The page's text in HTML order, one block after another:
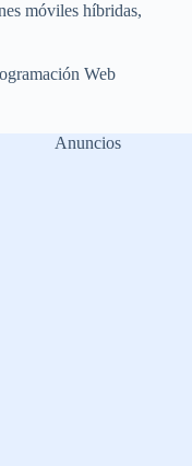
móviles híbridas,
Web
Anuncios